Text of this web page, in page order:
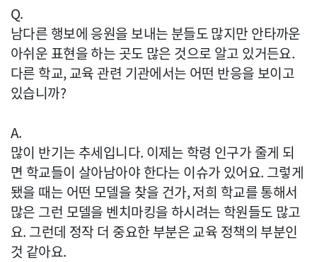
Q.
남다른 행보에 응원을 보내는 분들도 많지만 안타까운
아쉬운 표현을 하는 곳도 많은 것으로 알고 있거든요.
다른 학교, 교육 관련 기관에서는 어떤 반응을 보이고
있습니까?
A.
많이 반기는 추세입니다. 이제는 학령 인구가 줄게 되
면 학교들이 살아남아야 한다는 이슈가 있어요. 그렇게
됐을 때는 어떤 모델을 찾을 건가, 저희 학교를 통해서
많은 그런 모델을 벤치마킹을 하시려는 학원들도 많고
요. 그런데 정작 더 중요한 부분은 교육 정책의 부분인
것 같아요.